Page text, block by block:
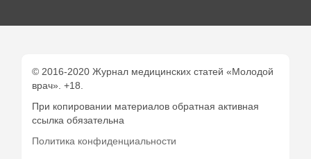
© 2016-2020 Журнал медицинских статей «Молодой
врач». +18.
При копировании материалов обратная активная
ссылка обязательна
Политика конфиденциальности